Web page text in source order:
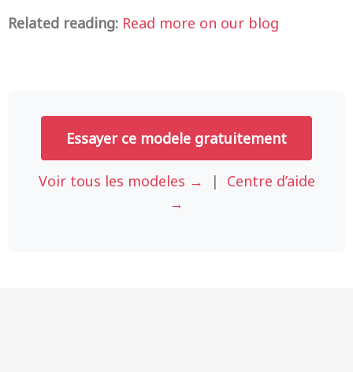
Related reading: Read more on our blog
Essayer ce modele gratuitement
Voir tous les modeles → | Centre d’aide
→